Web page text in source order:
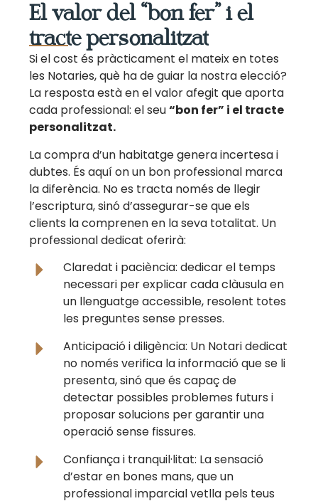
El valor del “bon fer” i el
tracte personalitzat
Si el cost és pràcticament el mateix en totes
les Notaries, què ha de guiar la nostra elecció?
La resposta està en el valor afegit que aporta
cada professional: el seu“bon fer” i el tracte
personalitzat.
La compra d’un habitatge genera incertesa i
dubtes. És aquí on un bon professional marca
la diferència. No es tracta només de llegir
l’escriptura, sinó d’assegurar-se que els
clients la comprenen en la seva totalitat. Un
professional dedicat oferirà:
Claredat i paciència: dedicar el temps
necessari per explicar cada clàusula en
un llenguatge accessible, resolent totes
les preguntes sense presses.
Anticipació i diligència: Un Notari dedicat
no només verifica la informació que se li
presenta, sinó que és capaç de
detectar possibles problemes futurs i
proposar solucions per garantir una
operació sense fissures.
Confiança i tranquil·litat: La sensació
d’estar en bones mans, que un
professional imparcial vetlla pels teus